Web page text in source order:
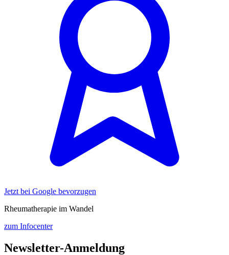
Jetzt bei Google bevorzugen
Rheumatherapie im Wandel
zum Infocenter
Newsletter-Anmeldung